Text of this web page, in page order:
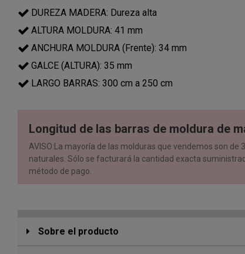
DUREZA MADERA: Dureza alta
ALTURA MOLDURA: 41 mm
ANCHURA MOLDURA (Frente): 34 mm
GALCE (ALTURA): 35 mm
LARGO BARRAS: 300 cm a 250 cm
Longitud de las barras de moldura de
AVISO:La mayoría de las molduras que vendemos son
naturales. Sólo se facturará la cantidad exacta
método de pago.
Sobre el producto